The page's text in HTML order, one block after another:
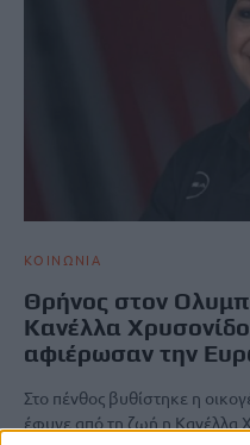
ΚΟΙΝΩΝΙΑ
Θρήνος στον
Κανέλλα
αφιέρωσαν την
Στο πένθος βυθίστηκε η
έφυγε από τη ζωή η Κανέλλα